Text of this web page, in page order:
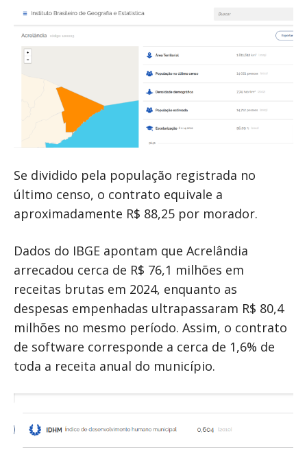
Se dividido pela população registrada no
último censo, o contrato equivale a
aproximadamente R$ 88,25 por morador.
Dados do IBGE apontam que Acrelândia
arrecadou cerca de R$ 76,1 milhões em
receitas brutas em 2024, enquanto as
despesas empenhadas ultrapassaram R$ 80,4
milhões no mesmo período. Assim, o contrato
de software corresponde a cerca de 1,6% de
toda a receita anual do município.